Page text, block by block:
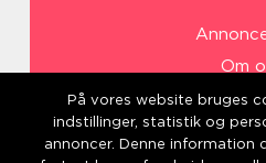
Om
På vores website bruges
indstillinger, statistik og
annoncer. Denne information